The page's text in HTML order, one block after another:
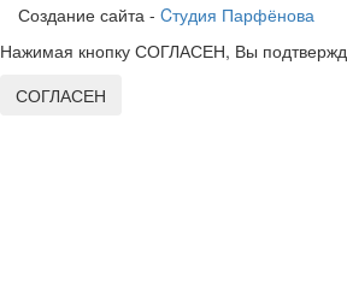
Создание сайта - Cтудия Парфёнова
Нажимая кнопку СОГЛАСЕН, Вы
СОГЛАСЕН